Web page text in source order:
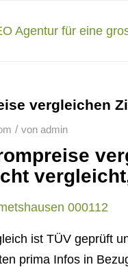
vergleichen
/ von admin
ist TÜV geprüft
prima Infos in